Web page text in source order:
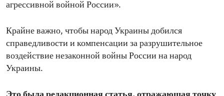
агрессивной войной России».
Крайне важно, чтобы народ Украины добился
справедливости и компенсации за разрушительное
воздействие незаконной войны России на народ
Украины.